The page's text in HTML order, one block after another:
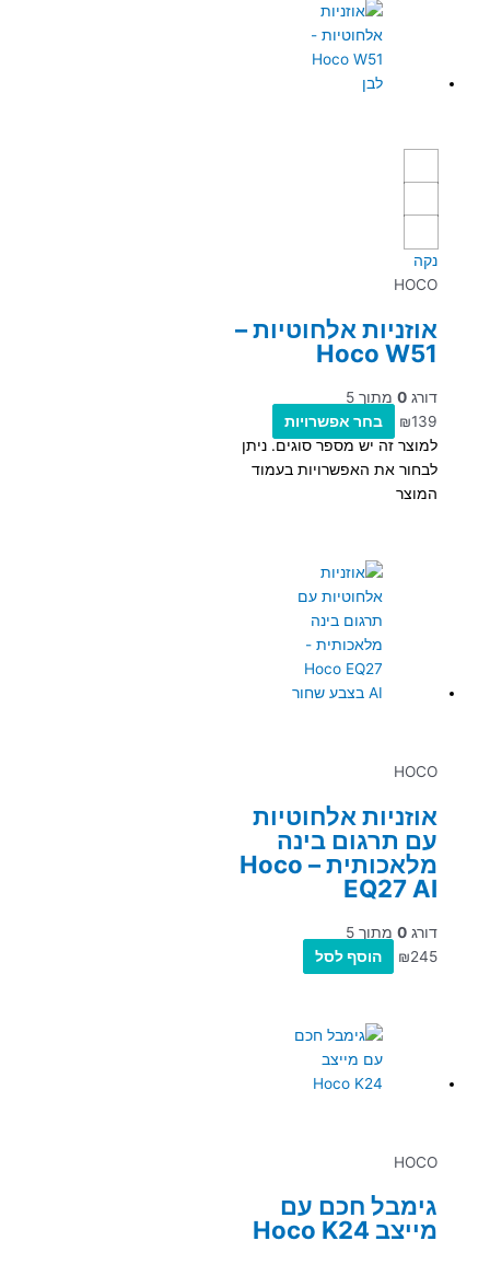
נקה
HOCO
אוזניות אלחוטיות –
Hoco W51
דורג 0 מתוך 5
₪139
בחר אפשרויות
למוצר זה יש מספר סוגים. ניתן
לבחור את האפשרויות בעמוד
המוצר
HOCO
אוזניות אלחוטיות
עם תרגום בינה
מלאכותית – Hoco
EQ27 AI
דורג 0 מתוך 5
₪245 הוסף לסל
HOCO
גימבל חכם עם
מייצב Hoco K24